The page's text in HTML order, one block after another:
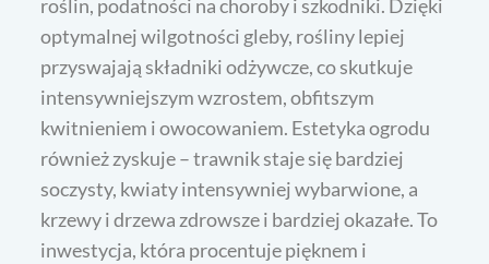
roślin, podatności na choroby i szkodniki. Dzięki
optymalnej wilgotności gleby, rośliny lepiej
przyswajają składniki odżywcze, co skutkuje
intensywniejszym wzrostem, obfitszym
kwitnieniem i owocowaniem. Estetyka ogrodu
również zyskuje – trawnik staje się bardziej
soczysty, kwiaty intensywniej wybarwione, a
krzewy i drzewa zdrowsze i bardziej okazałe. To
inwestycja, która procentuje pięknem i